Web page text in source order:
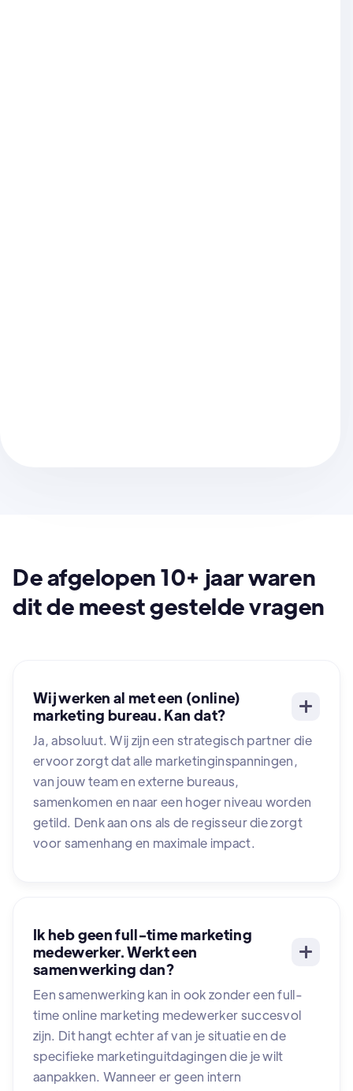
De afgelopen 10+ jaar waren
dit de meest gestelde vragen
Wij werken al met een (online)
marketing bureau. Kan dat?
Ja, absoluut. Wij zijn een strategisch partner die
ervoor zorgt dat alle marketinginspanningen,
van jouw team en externe bureaus,
samenkomen en naar een hoger niveau worden
getild. Denk aan ons als de regisseur die zorgt
voor samenhang en maximale impact.
Ik heb geen full-time marketing
medewerker. Werkt een
samenwerking dan?
Een samenwerking kan in ook zonder een full-
time online marketing medewerker succesvol
zijn. Dit hangt echter af van je situatie en de
specifieke marketinguitdagingen die je wilt
aanpakken. Wanneer er geen intern